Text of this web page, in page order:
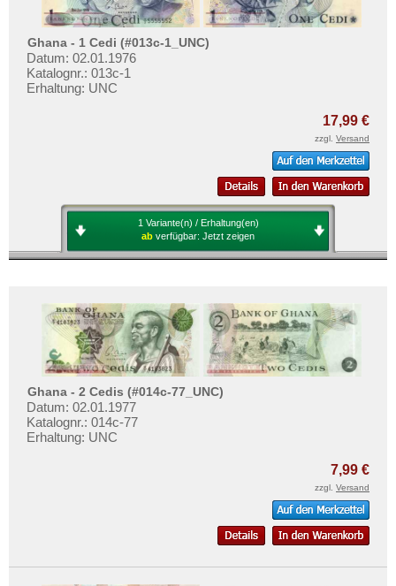
Ghana - 1 Cedi (#013c-1_UNC)
Datum: 02.01.1976
Katalognr.: 013c-1
Erhaltung: UNC
17,99 €
zzgl. Versand
1 Variante(n) / Erhaltung(en)
ab verfügbar: Jetzt zeigen
Ghana - 2 Cedis (#014c-77_UNC)
Datum: 02.01.1977
Katalognr.: 014c-77
Erhaltung: UNC
7,99 €
zzgl. Versand